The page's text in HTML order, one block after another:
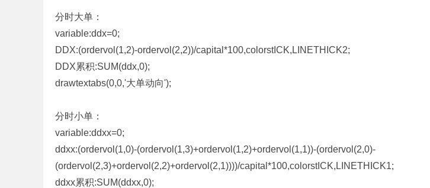
分时大单：
variable:ddx=0;
DDX:(ordervol(1,2)-ordervol(2,2))/capital*100,colorstICK,LINETHICK2;
DDX累积:SUM(ddx,0);
drawtextabs(0,0,'大单动向');
分时小单：
variable:ddxx=0;
ddxx:(ordervol(1,0)-(ordervol(1,3)+ordervol(1,2)+ordervol(1,1))-(ordervol(2,0)-
(ordervol(2,3)+ordervol(2,2)+ordervol(2,1))))/capital*100,colorstICK,LINETHICK1;
ddxx累积:SUM(ddxx,0);